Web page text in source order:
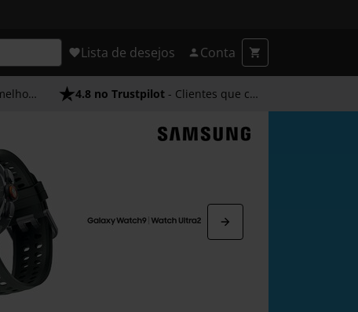
Lista de desejos Conta
4.8 no Trustpilot - Clientes que confiam em nós